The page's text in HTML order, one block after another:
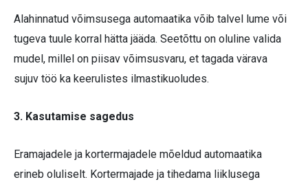
Alahinnatud võimsusega automaatika võib talvel lume või
tugeva tuule korral hätta jääda. Seetõttu on oluline valida
mudel, millel on piisav võimsusvaru, et tagada värava
sujuv töö ka keerulistes ilmastikuoludes.
3. Kasutamise sagedus
Eramajadele ja kortermajadele mõeldud automaatika
erineb oluliselt. Kortermajade ja tihedama liiklusega